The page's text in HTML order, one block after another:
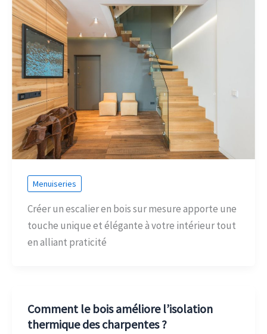
Menuiseries
Créer un escalier en bois sur mesure apporte une
touche unique et élégante à votre intérieur tout
en alliant praticité
Comment le bois améliore l’isolation
thermique des charpentes ?